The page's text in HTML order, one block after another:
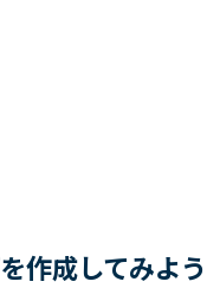
作成してみよう